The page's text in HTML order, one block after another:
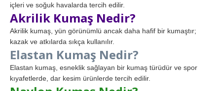
içleri ve soğuk havalarda tercih edilir.
Akrilik Kumaş Nedir?
Akrilik kumaş, yün görünümlü ancak daha hafif bir kumaştır;
kazak ve atkılarda sıkça kullanılır.
Elastan Kumaş Nedir?
Elastan kumaş, esneklik sağlayan bir kumaş türüdür ve spor
kıyafetlerde, dar kesim ürünlerde tercih edilir.